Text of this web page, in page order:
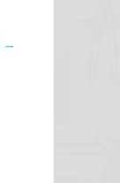
→